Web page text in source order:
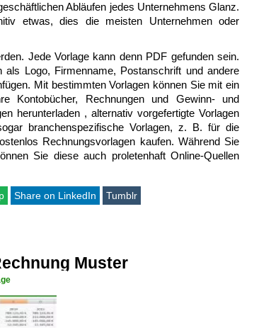
Abläufen jedes Unternehmens Glanz.
etwas, dies die meisten Unternehmen oder
Jede Vorlage kann denn PDF gefunden sein.
Logo, Firmenname, Postanschrift und andere
Mit bestimmten Vorlagen können Sie mit ein
Kontobücher, Rechnungen und Gewinn- und
herunterladen , alternativ vorgefertigte Vorlagen
branchenspezifische Vorlagen, z. B. für die
Rechnungsvorlagen kaufen. Während Sie
Sie diese auch proletenhaft Online-Quellen
Share on LinkedIn Tumblr
Muster